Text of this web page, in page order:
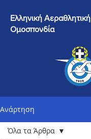
Ελληνική Αεραθλητική
Ομοσπονδία
Ανάρτηση
Όλα τα Άρθρα